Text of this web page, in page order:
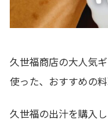
久世福商店の大人気
使った、おすすめの
久世福の出汁を購入